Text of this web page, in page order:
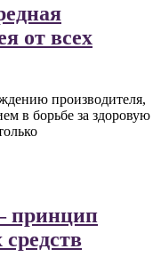
от всех
производителя,
в борьбе за здоровую
принцип